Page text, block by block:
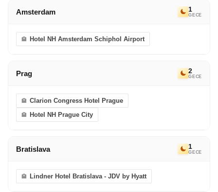
Amsterdam 1
GECE
Hotel NH Amsterdam Schiphol Airport
Prag 2
GECE
Clarion Congress Hotel Prague
Hotel NH Prague City
Bratislava 1
GECE
Lindner Hotel Bratislava - JDV by Hyatt